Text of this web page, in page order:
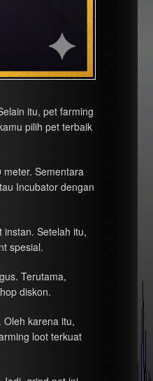
itu, pet farming
pilih pet terbaik
meter. Sementara
Incubator dengan
instan. Setelah itu,
spesial.
Terutama,
diskon.
karena itu,
loot terkuat